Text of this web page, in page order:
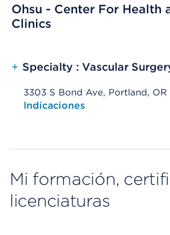
Ohsu - Center For Health
Clinics
+ Specialty : Vascular
3303 S Bond Ave, Portland, OR
Opens native map application
Indicaciones
Mi formación,
licenciaturas